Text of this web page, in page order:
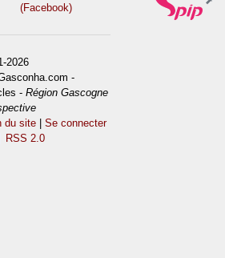
(Facebook)
2026
-
-Région Gascogne
du site |Se connecter
RSS 2.0